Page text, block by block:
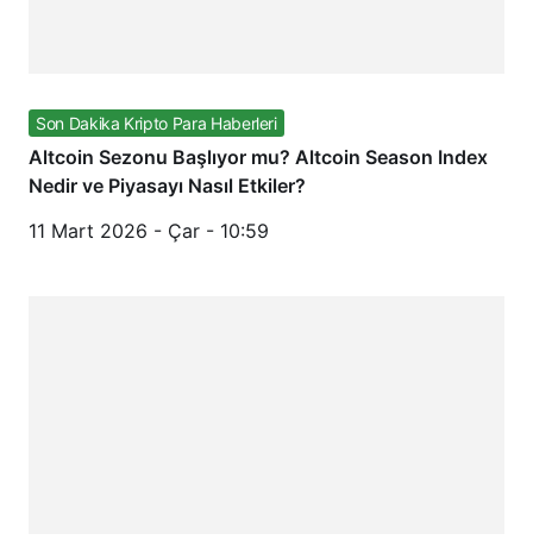
Son Dakika Kripto Para Haberleri
Altcoin Sezonu Başlıyor mu? Altcoin Season Index
Nedir ve Piyasayı Nasıl Etkiler?
11 Mart 2026 - Çar - 10:59